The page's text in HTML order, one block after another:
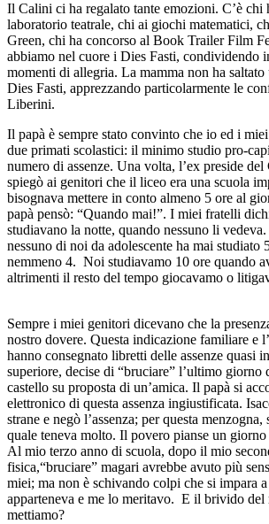
Il Calini ci ha regalato tante emozioni. C’è chi
laboratorio teatrale, chi ai giochi matematici,
Green, chi ha concorso al Book Trailer Film
abbiamo nel cuore i Dies Fasti, condividendo
momenti di allegria. La mamma non ha
Dies Fasti, apprezzando particolarmente le
Liberini.
Il papà è sempre stato convinto che io ed i
due primati scolastici: il minimo studio pro-
numero di assenze. Una volta, l’ex preside
spiegò ai genitori che il liceo era una scuola
bisognava mettere in conto almeno 5 ore al
papà pensò: “Quando mai!”. I miei fratelli
studiavano la notte, quando nessuno li
nessuno di noi da adolescente ha mai studiato
nemmeno 4. Noi studiavamo 10 ore quando
altrimenti il resto del tempo giocavamo o
Sempre i miei genitori dicevano che la
nostro dovere. Questa indicazione familiare e
hanno consegnato libretti delle assenze quasi
superiore, decise di “bruciare” l’ultimo giorno
castello su proposta di un’amica. Il papà si
elettronico di questa assenza ingiustificata.
strane e negò l’assenza; per questa
quale teneva molto. Il povero pianse un giorno
Al mio terzo anno di scuola, dopo il mio
fisica,“bruciare” magari avrebbe avuto più
miei; ma non è schivando colpi che si impara
apparteneva e me lo meritavo. E il brivido del
mettiamo?